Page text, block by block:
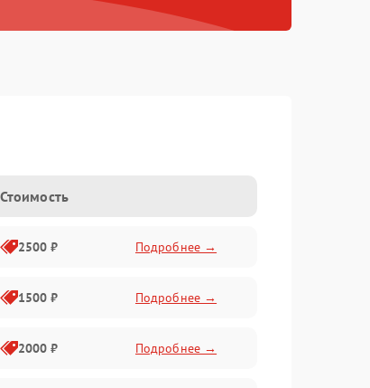
Стоимость
2500 ₽ Подробнее →
1500 ₽ Подробнее →
2000 ₽ Подробнее →